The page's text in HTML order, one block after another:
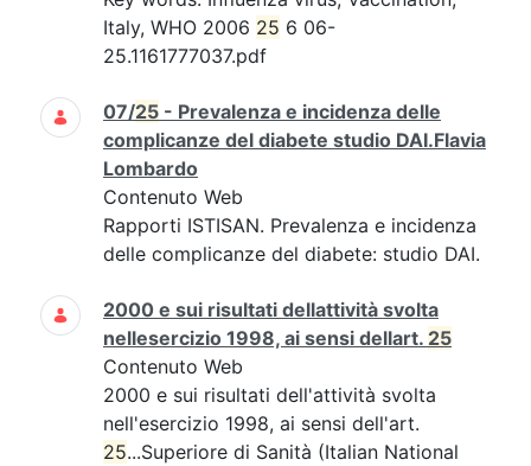
Italy, WHO 2006 25 6 06-
25.1161777037.pdf
07/25 - Prevalenza e incidenza delle
complicanze del diabete studio DAI.Flavia
Lombardo
Contenuto Web
Rapporti ISTISAN. Prevalenza e incidenza
delle complicanze del diabete: studio DAI.
2000 e sui risultati dellattività svolta
nellesercizio 1998, ai sensi dellart. 25
Contenuto Web
2000 e sui risultati dell'attività svolta
nell'esercizio 1998, ai sensi dell'art.
25...Superiore di Sanità (Italian National